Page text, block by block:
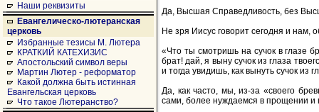
Наши реквизиты
Евангелическо-лютеранская
церковь
Избранные тезисы М. Лютера
КРАТКИЙ КАТЕХИЗИС
Апостольский символ веры
Мартин Лютер - реформатор
Какой должна быть истинная
Евангельская церковь
Что такое Лютеранство?
Да, Высшая Справедливость, без
Не зря Иисус говорит сегодня и нам,
«Что ты смотришь на сучок в глазе
брат! дай, я выну сучок из глаза
и тогда увидишь, как вынуть сучок из
Да, как часто, мы, из-за «своего
сами, более нуждаемся в прощении и